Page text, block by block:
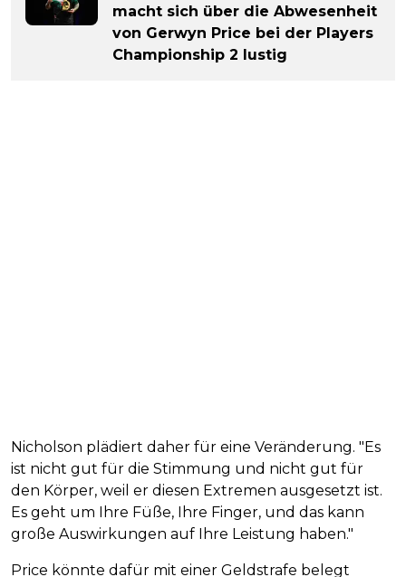
macht sich über die Abwesenheit
von Gerwyn Price bei der Players
Championship 2 lustig
Nicholson plädiert daher für eine Veränderung. "Es
ist nicht gut für die Stimmung und nicht gut für
den Körper, weil er diesen Extremen ausgesetzt ist.
Es geht um Ihre Füße, Ihre Finger, und das kann
große Auswirkungen auf Ihre Leistung haben."
Price könnte dafür mit einer Geldstrafe belegt